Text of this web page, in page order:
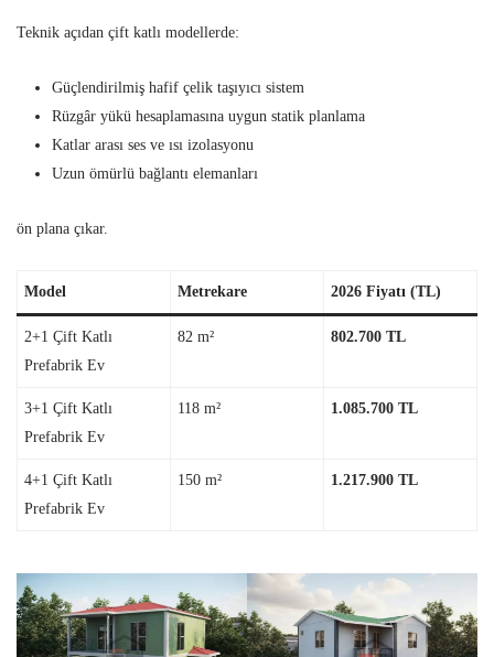
Teknik açıdan çift katlı modellerde:
Güçlendirilmiş hafif çelik taşıyıcı sistem
Rüzgâr yükü hesaplamasına uygun statik planlama
Katlar arası ses ve ısı izolasyonu
Uzun ömürlü bağlantı elemanları
ön plana çıkar.
Model Metrekare 2026 Fiyatı (TL)
2+1 Çift Katlı
Prefabrik Ev
82 m² 802.700 TL
3+1 Çift Katlı
Prefabrik Ev
118 m² 1.085.700 TL
4+1 Çift Katlı
Prefabrik Ev
150 m² 1.217.900 TL